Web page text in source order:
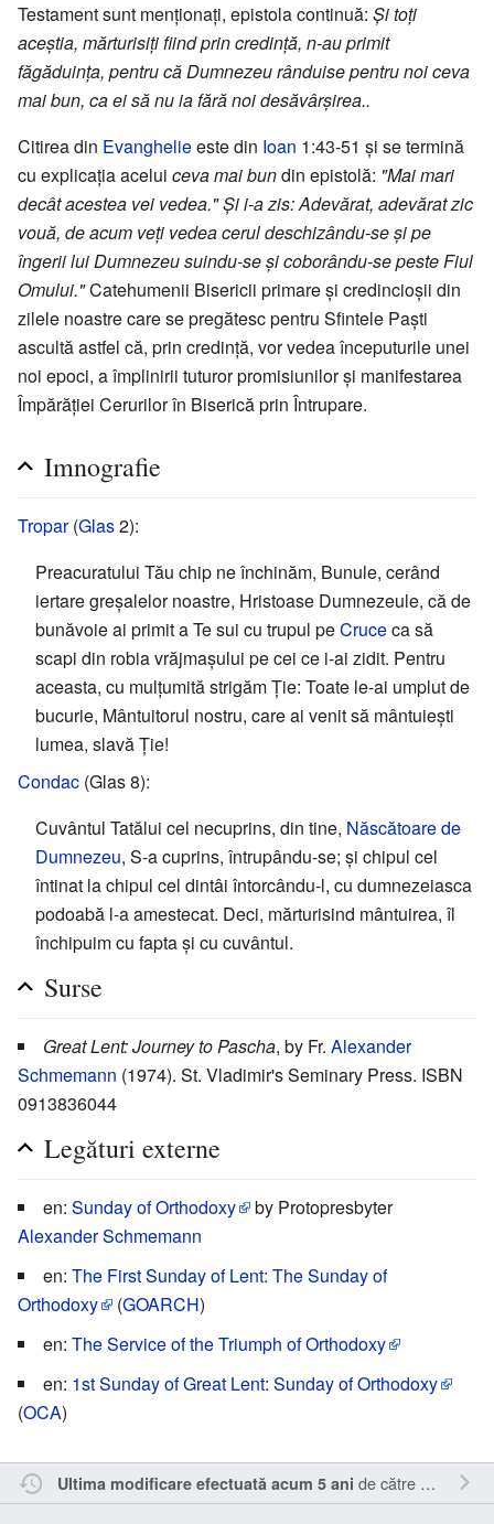
Testament sunt menționați, epistola continuă: Și toți
aceștia, mărturisiți fiind prin credință, n-au primit
făgăduința, pentru că Dumnezeu rânduise pentru noi ceva
mai bun, ca ei să nu ia fără noi desăvârșirea..
Citirea din Evanghelieeste din Ioan 1:43-51 și se termină
cu explicația acelui ceva mai bundin epistolă: "Mai mari
decât acestea vei vedea." Și i-a zis: Adevărat, adevărat zic
vouă, de acum veți vedea cerul deschizându-se și pe
îngerii lui Dumnezeu suindu-se și coborându-se peste Fiul
Omului."Catehumenii Bisericii primare și credincioșii din
zilele noastre care se pregătesc pentru Sfintele Paști
ascultă astfel că, prin credință, vor vedea începuturile unei
noi epoci, a împlinirii tuturor promisiunilor și manifestarea
Împărăției Cerurilor în Biserică prin Întrupare.
Imnografie
Tropar(Glas2):
Preacuratului Tău chip ne închinăm, Bunule, cerând
iertare greșalelor noastre, Hristoase Dumnezeule, că de
bunăvoie ai primit a Te sui cu trupul peCruceca să
scapi din robia vrăjmașului pe cei ce i-ai zidit. Pentru
aceasta, cu mulțumită strigăm Ție: Toate le-ai umplut de
bucurie, Mântuitorul nostru, care ai venit să mântuiești
lumea, slavă Ție!
Condac (Glas 8):
Cuvântul Tatălui cel necuprins, din tine, Născătoare de
Dumnezeu, S-a cuprins, întrupându-se; și chipul cel
întinat la chipul cel dintâi întorcându-l, cu dumnezeiasca
podoabă l-a amestecat. Deci, mărturisind mântuirea, îl
închipuim cu fapta și cu cuvântul.
Surse
Great Lent: Journey to Pascha, by Fr. Alexander
Schmemann (1974). St. Vladimir's Seminary Press. ISBN
0913836044
Legături externe
en: Sunday of Orthodoxy
by Protopresbyter
Alexander Schmemann
en: The First Sunday of Lent: The Sunday of
Orthodoxy
(GOARCH)
en: The Service of the Triumph of Orthodoxy
en: 1st Sunday of Great Lent: Sunday of Orthodoxy
(OCA)
Ultima modificare efectuată acum 5 ani de către